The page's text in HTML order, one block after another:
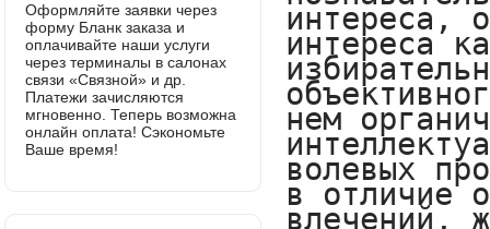
Оформляйте заявки через
форму Бланк заказа и
оплачивайте наши услуги
через терминалы в салонах
связи «Связной» и др.
Платежи зачисляются
мгновенно. Теперь возможна
онлайн оплата! Сэкономьте
Ваше время!